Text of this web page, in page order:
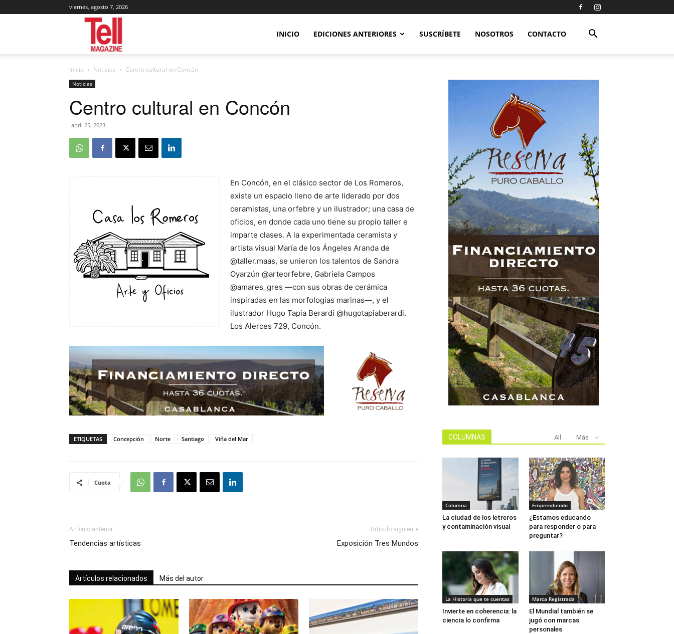
viernes, agosto 7, 2026
Magazine
INICIO EDICIONES ANTERIORES SUSCRÍBETE NOSOTROS CONTACTO
Inicio Noticias Centro cultural en Concón
Noticias
Centro cultural en Concón
abril 25, 2023
En Concón, en el clásico sector de Los Romeros,
existe un espacio lleno de arte liderado por dos
ceramistas, una orfebre y un ilustrador; una casa de
oficios, en donde cada uno tiene su propio taller e
imparte clases. A la experimentada ceramista y
artista visual María de los Ángeles Aranda de
@taller.maas, se unieron los talentos de Sandra
Oyarzún @arteorfebre, Gabriela Campos
@amares_gres —con sus obras de cerámica
inspiradas en las morfologías marinas—, y el
ilustrador Hugo Tapia Berardi @hugotapiaberardi.
Los Alerces 729, Concón.
ETIQUETAS Concepción Norte Santiago Viña del Mar
Cuota
Artículo anterior
Tendencias artísticas
Artículo siguiente
Exposición Tres Mundos
Artículos relacionados Más del autor
COLUMNAS All Más
Columna
La ciudad de los letreros
y contaminación visual
Emprendiendo
¿Estamos educando
para responder o para
preguntar?
La Historia que te cuentas
Invierte en coherencia: la
ciencia lo confirma
Marca Registrada
El Mundial también se
jugó con marcas
personales